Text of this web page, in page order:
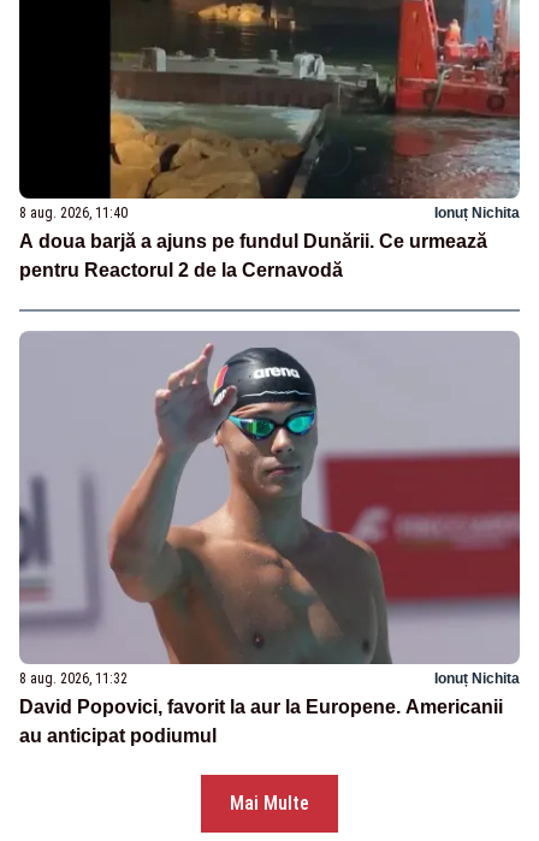
8 aug. 2026, 11:40 Ionuț Nichita
A doua barjă a ajuns pe fundul Dunării. Ce urmează
pentru Reactorul 2 de la Cernavodă
8 aug. 2026, 11:32 Ionuț Nichita
David Popovici, favorit la aur la Europene. Americanii
au anticipat podiumul
Mai Multe